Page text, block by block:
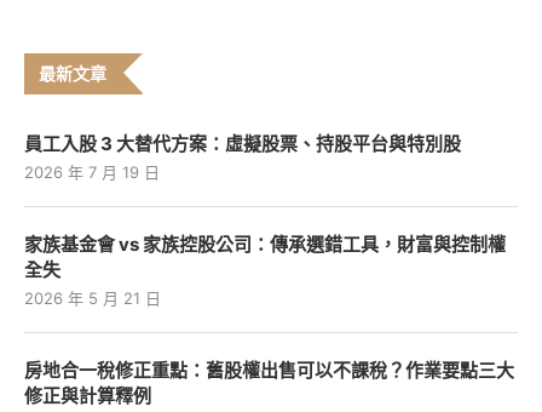
最新文章
員工入股 3 大替代方案：虛擬股票、持股平台與特別股
2026 年 7 月 19 日
家族基金會 vs 家族控股公司：傳承選錯工具，財富與控制權
全失
2026 年 5 月 21 日
房地合一稅修正重點：舊股權出售可以不課稅？作業要點三大
修正與計算釋例